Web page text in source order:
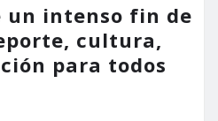
un intenso fin de
cultura,
para todos